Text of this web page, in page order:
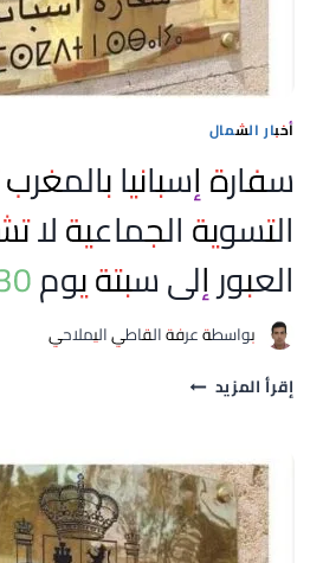
أخبار الشمال
سفارة إسبانيا
التسوية الجماعية
العبور إلى سبتة يوم 30 يوليوز
بواسطةعرفة القاطي اليملاحي
إقرأ المزيد سفارة
تحسم
الجدل:
التسوية
الجماعية